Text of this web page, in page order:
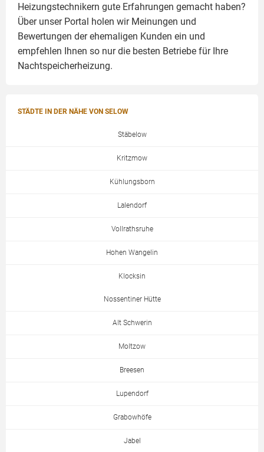
Heizungstechnikern gute Erfahrungen gemacht haben?
Über unser Portal holen wir Meinungen und
Bewertungen der ehemaligen Kunden ein und
empfehlen Ihnen so nur die besten Betriebe für Ihre
Nachtspeicherheizung.
STÄDTE IN DER NÄHE VON SELOW
Stäbelow
Kritzmow
Kühlungsborn
Lalendorf
Vollrathsruhe
Hohen Wangelin
Klocksin
Nossentiner Hütte
Alt Schwerin
Moltzow
Breesen
Lupendorf
Grabowhöfe
Jabel